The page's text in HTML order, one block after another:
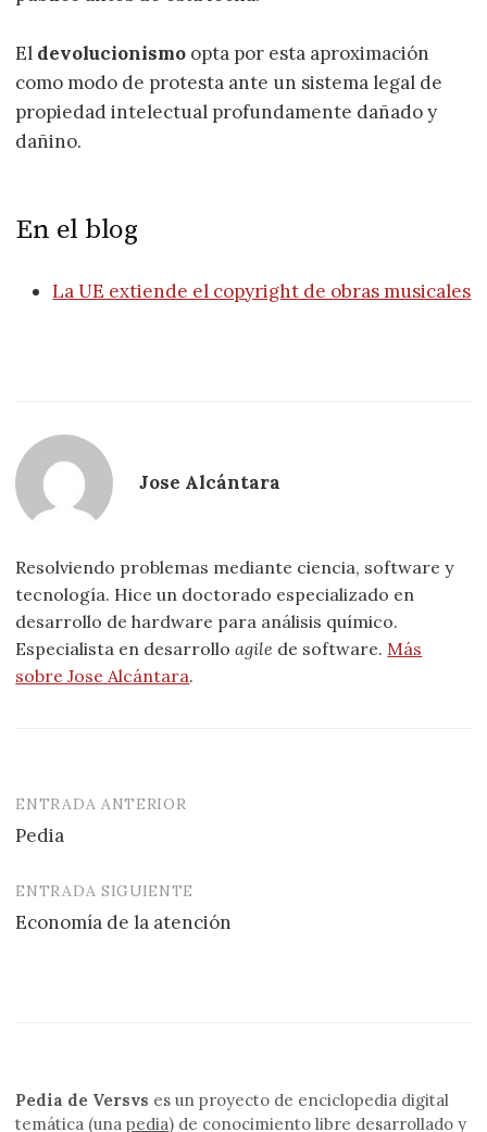
El devolucionismo opta por esta aproximación
como modo de protesta ante un sistema legal de
propiedad intelectual profundamente dañado y
dañino.
En el blog
La UE extiende el copyright de obras musicales
Jose Alcántara
Resolviendo problemas mediante ciencia, software y
tecnología. Hice un doctorado especializado en
desarrollo de hardware para análisis químico.
Especialista en desarrolloagile de software. Más
sobre Jose Alcántara.
Navegación
de
entradas
ENTRADA ANTERIOR
Pedia
ENTRADA SIGUIENTE
Economía de la atención
Pedia de Versvs es un proyecto de enciclopedia digital
temática (unapedia) de conocimiento libre desarrollado y